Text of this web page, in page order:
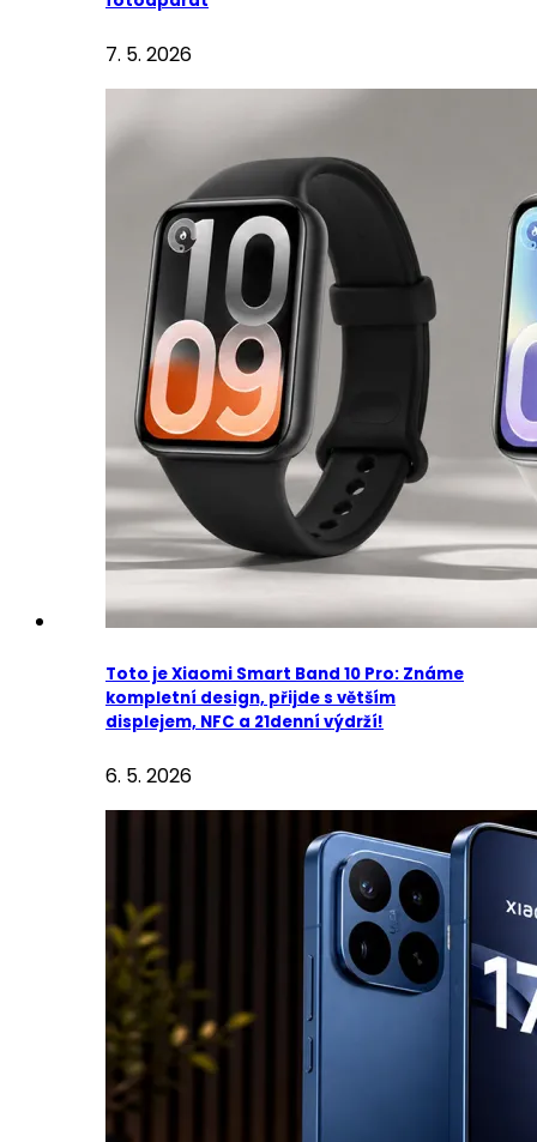
7. 5. 2026
Toto je Xiaomi Smart Band 10 Pro: Známe
kompletní design, přijde s větším
displejem, NFC a 21denní výdrží!
6. 5. 2026